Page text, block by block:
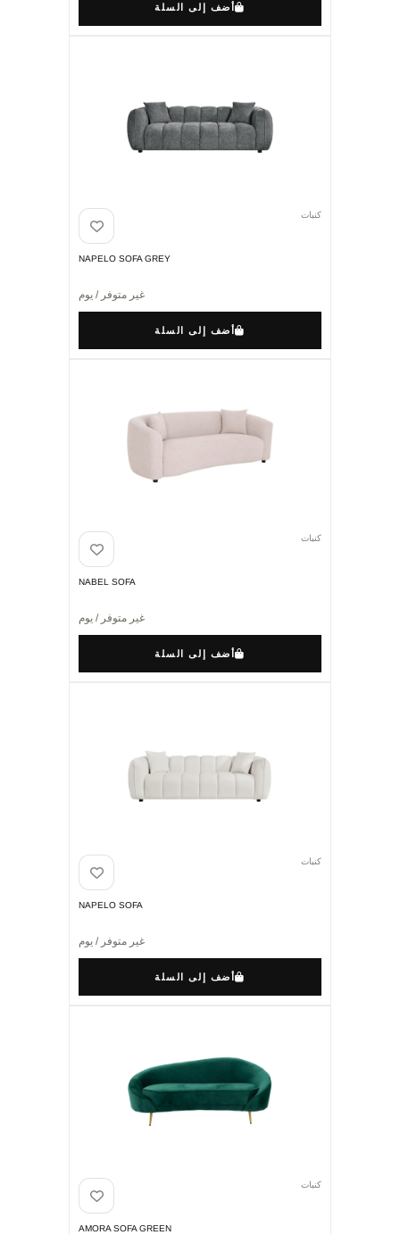
أضف إلى السلة
كنبات
NAPELO SOFA GREY
غير متوفر / يوم
أضف إلى السلة
كنبات
NABEL SOFA
غير متوفر / يوم
أضف إلى السلة
كنبات
NAPELO SOFA
غير متوفر / يوم
أضف إلى السلة
كنبات
AMORA SOFA GREEN